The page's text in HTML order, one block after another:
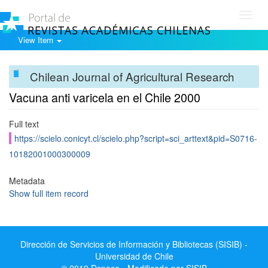
View Item
Chilean Journal of Agricultural Research
Vacuna anti varicela en el Chile 2000
Full text
https://scielo.conicyt.cl/scielo.php?script=sci_arttext&pid=S0716-
10182001000300009
Metadata
Show full item record
Dirección de Servicios de Información y Bibliotecas (SISIB) -
Universidad de Chile